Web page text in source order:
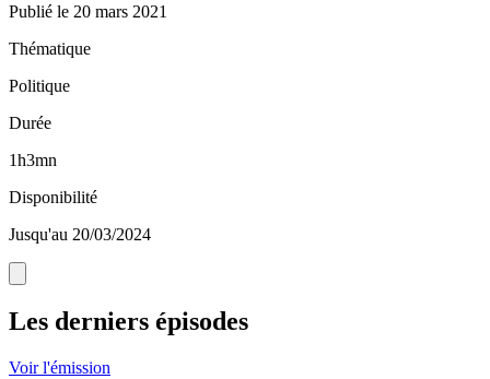
Publié le 20 mars 2021
Thématique
Politique
Durée
1h3mn
Disponibilité
Jusqu'au 20/03/2024
Les derniers épisodes
Voir l'émission